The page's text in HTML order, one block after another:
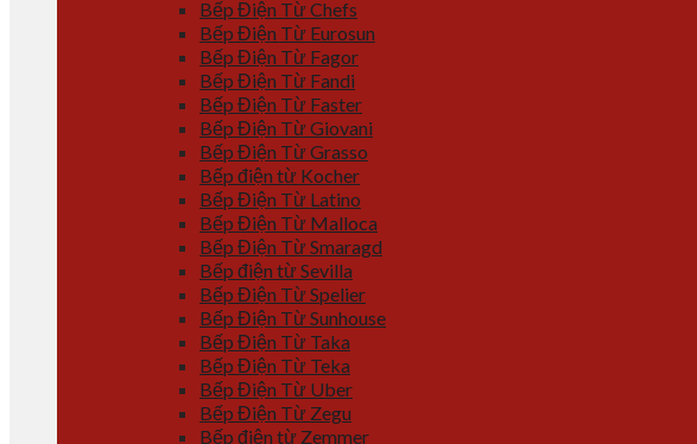
Bếp Điện Từ Chefs
Bếp Điện Từ Eurosun
Bếp Điện Từ Fagor
Bếp Điện Từ Fandi
Bếp Điện Từ Faster
Bếp Điện Từ Giovani
Bếp Điện Từ Grasso
Bếp điện từ Kocher
Bếp Điện Từ Latino
Bếp Điện Từ Malloca
Bếp Điện Từ Smaragd
Bếp điện từ Sevilla
Bếp Điện Từ Spelier
Bếp Điện Từ Sunhouse
Bếp Điện Từ Taka
Bếp Điện Từ Teka
Bếp Điện Từ Uber
Bếp Điện Từ Zegu
Bếp điện từ Zemmer